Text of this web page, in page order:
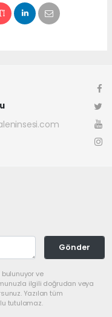
Gönder
bulunuyor ve
ilgili doğrudan veya
Yazılan tüm
tutulamaz.